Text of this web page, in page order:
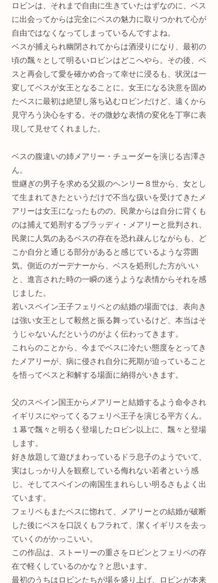
ロビンは、それまで自由に生きていたはずなのに、ベス
に出会ってからは完全にベスの魅力に取りつかれて心が
自由ではなくなってしまっているんですよね。
ベスが捕えられ幽閉されてからは酒浸りになり、最初の
頃の飄々として明るいロビンはどこへやら。その後、ベ
スと再会して愛を確かめ合って幸せに浸るも、状況は一
変してベスが女王となることに。女王になる決意を固め
たベスに最初は絶望し落ち込むロビンだけど、遠くから
見守ろう決心をする。その微妙な表情の変化を丁寧に表
現して見せてくれました。
ベスの腹違いの姉メアリー・チューダーを演じる吉澤さ
ん。
世継ぎの男子を求める父親のヘンリー８世から、女とし
て生まれてきたというだけで不当な扱いを受けてきたメ
アリーは女王になったものの、民衆からは自分に背くも
のは捕えて処刑するブラッディ・メアリーと批判され、
民衆に人気のあるベスの存在を恐れ疎んじながらも、ど
こか自分と通じる部分があると感じているような雰囲
気。側近のガーデナーから、ベスを処刑した方がいい
と、進言された時の一瞬の迷うような表情からそれを感
じました。
若いスペイン王子フェリペとの結婚の場面では、表向き
は強い女王として毅然と振る舞っているけど、本当はそ
うじゃないんだというのがよく伝わってきます。
これらのことから、今までベスに冷たい態度をとってき
たメアリーが、病に侵され自分に死期が迫っていること
を悟ってベスと和解する場面に納得がいきます。
父のスペイン国王からメアリーと結婚するよう命令され
イギリスにやってくるフェリペ王子を演じる平方くん。
１幕で飄々と明るく登場したロビン以上に、飄々と登場
します。
好き放題して遊びまわっているドラ息子のようでいて、
実はしっかり人を観察している侮れない若者という感
じ。そしてスペインの南国生まれらしい明るさもよく出
ています。
フェリペもまたベスに惚れて、メアリーとの結婚が破断
した後にベスを口説くもフラれて、潔くイギリスを去っ
ていくのがかっこいい。
この作品は、ストーリーの重さをロビンとフェリペの存
在で軽くしているのかな？と思います。
最初のうちはロビンたちが場を盛り上げ、ロビンが本来